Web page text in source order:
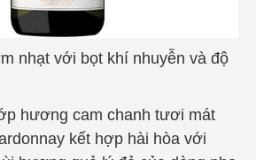
nhạt với bọt khí nhuyễn và độ
hương cam chanh tươi mát
kết hợp hài hòa với